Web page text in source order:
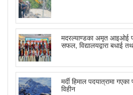
मदरल्याण्डका अमृत आइओई
सफल, विद्यालयद्वारा बधाई
मर्दी हिमाल पदयात्रामा
विहीन